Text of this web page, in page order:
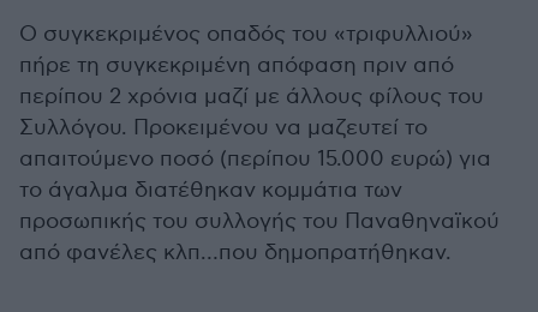
Ο συγκεκριμένος οπαδός του «τριφυλλιού»
πήρε τη συγκεκριμένη απόφαση πριν από
περίπου 2 χρόνια μαζί με άλλους φίλους του
Συλλόγου. Προκειμένου να μαζευτεί το
απαιτούμενο ποσό (περίπου 15.000 ευρώ) για
το άγαλμα διατέθηκαν κομμάτια των
προσωπικής του συλλογής του Παναθηναϊκού
από φανέλες κλπ…που δημοπρατήθηκαν.